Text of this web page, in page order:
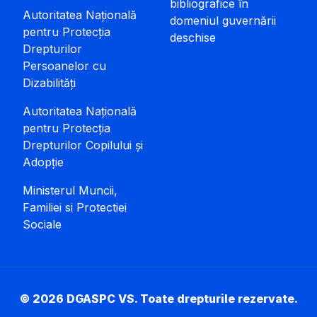
Autoritatea Națională
pentru Protecția
Drepturilor
Persoanelor cu
Dizabilități
Autoritatea Națională
pentru Protecția
Drepturilor Copilului și
Adopție
Ministerul Muncii,
Familiei si Protectiei
Sociale
bibliografice în
domeniul guvernării
deschise
© 2026 DGASPC VS. Toate drepturile rezervate.